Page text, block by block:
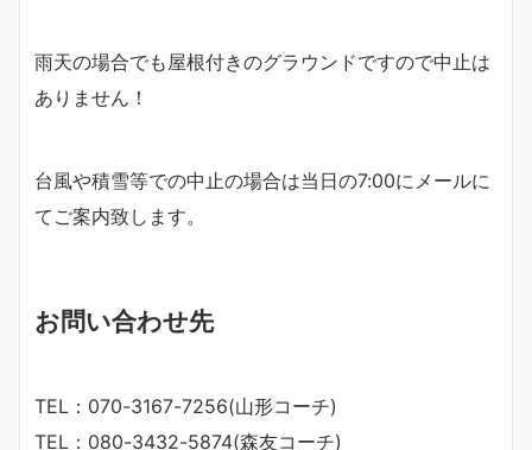
雨天の場合でも屋根付きのグラウンドですので中止は
ありません！
台風や積雪等での中止の場合は当日の7:00にメールに
てご案内致します。
お問い合わせ先
TEL：070-3167-7256(山形コーチ)
TEL：080-3432-5874(森友コーチ)